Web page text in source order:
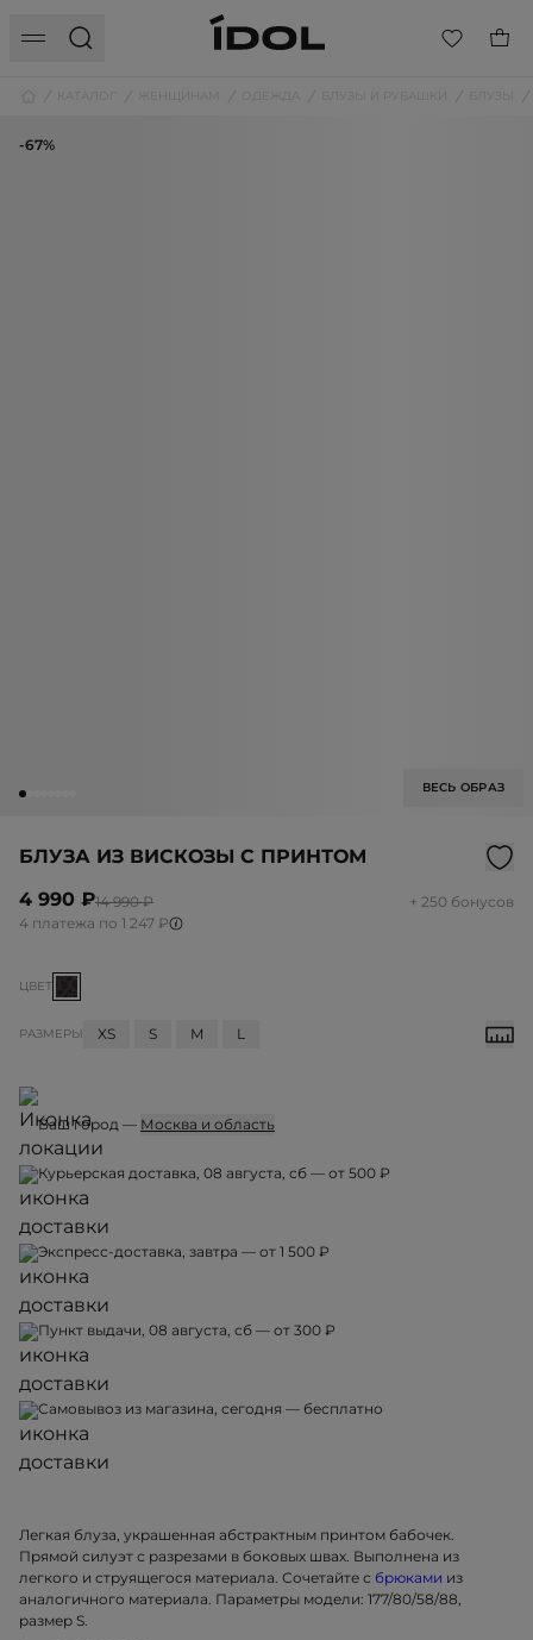
-67%
ВЕСЬ ОБРАЗ
БЛУЗА ИЗ ВИСКОЗЫ С ПРИНТОМ
4 990 ₽14 990 ₽
+ 250 бонусов
4 платежа по 1 247 ₽
ЦВЕТ
РАЗМЕРЫ XS S M L
Ваш город — Москва и область
Курьерская доставка, 08 августа, сб — от 500 ₽
Экспресс-доставка, завтра — от 1 500 ₽
Пункт выдачи, 08 августа, сб — от 300 ₽
Самовывоз из магазина, сегодня — бесплатно
Легкая блуза, украшенная абстрактным принтом бабочек.
Прямой силуэт с разрезами в боковых швах. Выполнена из
легкого и струящегося материала. Сочетайте с брюками из
аналогичного материала. Параметры модели: 177/80/58/88,
размер S.